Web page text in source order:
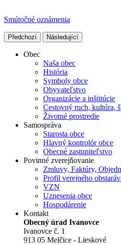
Smútočné oznámenia
Předchozí Následující
Obec
Naša obec
História
Symboly obce
Obyvateľstvo
Organizácie a inštitúcie
Cestovný ruch, kultúra,
Životné prostredie
Samospráva
Starosta obce
Hlavný kontrolór obce
Obecné zastupiteľstvo
Povinné zverejňovanie
Zmluvy, Faktúry,
Profil verejného
VZN
Uznesenia obce
Hospodárenie
Kontakt
Obecný úrad Ivanovce
Ivanovce č. 1
913 05 Melčice - Lieskové